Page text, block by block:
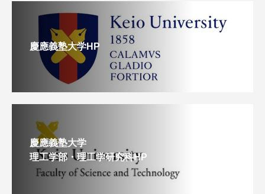
慶應義塾大学HP
慶應義塾大学
理工学部・理工学研究科HP